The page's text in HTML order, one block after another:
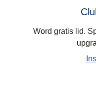
Word gratis lid.